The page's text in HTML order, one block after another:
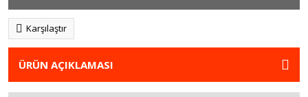
Karşılaştır
ÜRÜN AÇIKLAMASI